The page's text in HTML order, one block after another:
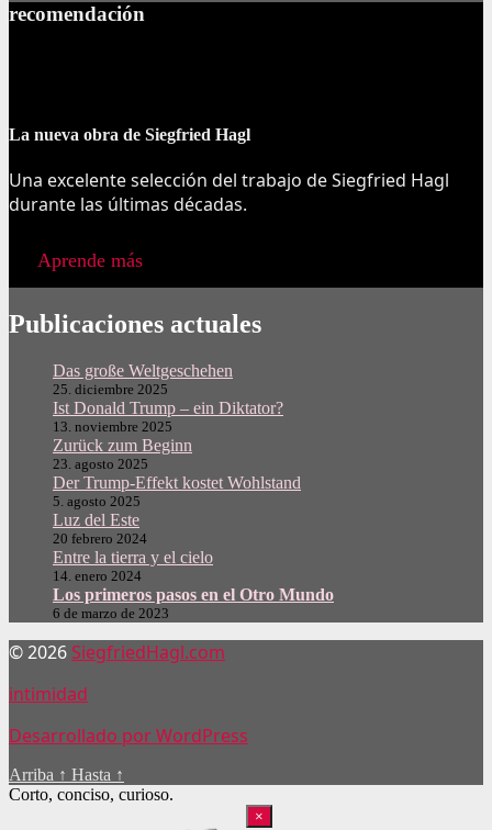
recomendación
La nueva obra de Siegfried Hagl
Una excelente selección del trabajo de Siegfried Hagl
durante las últimas décadas.
Aprende más
Publicaciones actuales
Das große Weltgeschehen
25. diciembre 2025
Ist Donald Trump – ein Diktator?
13. noviembre 2025
Zurück zum Beginn
23. agosto 2025
Der Trump-Effekt kostet Wohlstand
5. agosto 2025
Luz del Este
20 febrero 2024
Entre la tierra y el cielo
14. enero 2024
Los primeros pasos en el Otro Mundo
6 de marzo de 2023
© 2026 SiegfriedHagl.com
intimidad
Desarrollado por WordPress
Arriba ↑ Hasta ↑
Corto, conciso, curioso.
×